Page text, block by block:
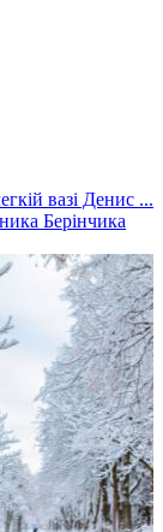
Берінчика